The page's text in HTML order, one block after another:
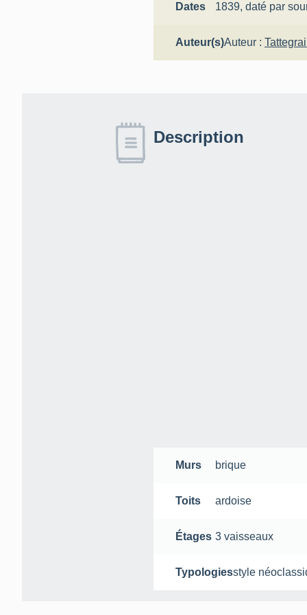
Dates 1839, daté par
Auteur(s)Auteur :
Description
Murs brique
Toits ardoise
Étages 3 vaisseaux
Typologiesstyle